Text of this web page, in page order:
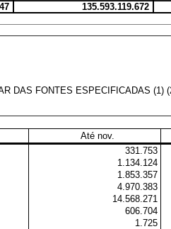
135.593.119.672
DAS FONTES ESPECIFICADAS (1)
Até nov.
331.753
1.134.124
1.853.357
4.970.383
14.568.271
606.704
1.725